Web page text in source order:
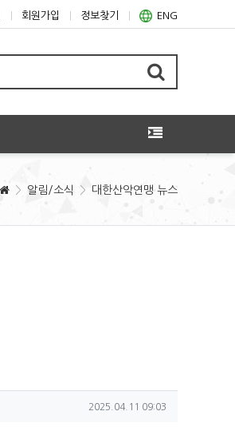
회원가입 정보찾기 ENG
알림/소식 대한산악연맹 뉴스
작성일
2025.04.11 09:03